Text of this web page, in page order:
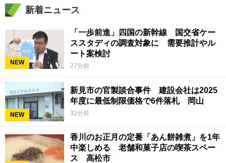
新着ニュース
NEW
「一歩前進」四国の新幹線 国交省ケー
ススタディの調査対象に 需要推計やル
ート案検討
27分前
NEW
新見市の官製談合事件 建設会社は2025
年度に最低制限価格で6件落札 岡山
32分前
香川のお正月の定番「あん餅雑煮」を1年
中楽しめる 老舗和菓子店の喫茶スペー
ス 高松市